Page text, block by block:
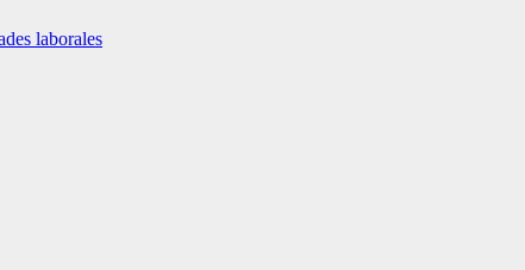
laborales